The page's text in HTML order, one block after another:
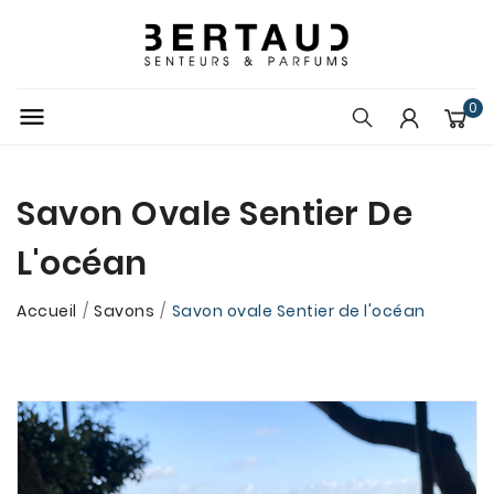
 0
Savon Ovale Sentier De
L'océan
Accueil Savons Savon ovale Sentier de l'océan